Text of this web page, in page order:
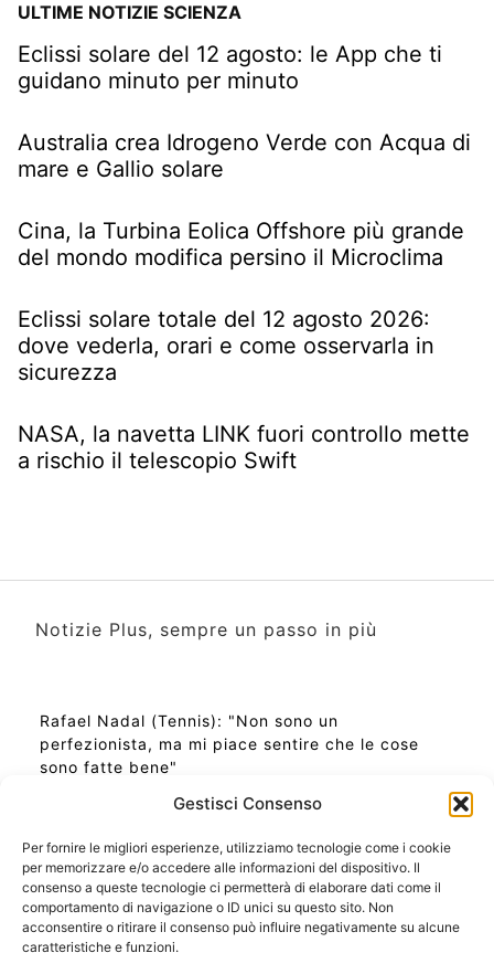
Gestisci Consenso
Per fornire le migliori esperienze, utilizziamo tecnologie come i cookie
per memorizzare e/o accedere alle informazioni del dispositivo. Il
consenso a queste tecnologie ci permetterà di elaborare dati come il
comportamento di navigazione o ID unici su questo sito. Non
acconsentire o ritirare il consenso può influire negativamente su alcune
caratteristiche e funzioni.
ULTIME NOTIZIE SCIENZA
Eclissi solare del 12 agosto: le App che ti
guidano minuto per minuto
Australia crea Idrogeno Verde con Acqua di
mare e Gallio solare
Cina, la Turbina Eolica Offshore più grande
del mondo modifica persino il Microclima
Eclissi solare totale del 12 agosto 2026:
dove vederla, orari e come osservarla in
sicurezza
NASA, la navetta LINK fuori controllo mette
a rischio il telescopio Swift
Notizie Plus, sempre un passo in più
Rafael Nadal (Tennis): "Non sono un
perfezionista, ma mi piace sentire che le cose
sono fatte bene"
Ora Esatta in Italia in questo momento
Ti Senti Strano Ultimamente? Potrebbe Essere per
la Risonanza di Schumann
Come Sapere Se Stai Ascendendo alla Quinta